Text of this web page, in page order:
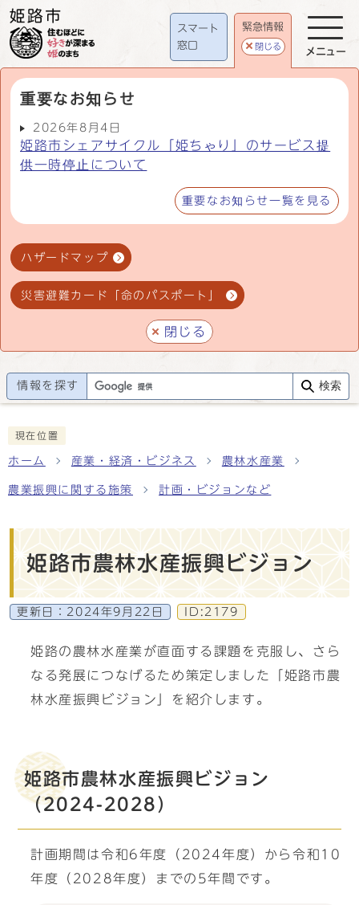
スマート
窓口
緊急情報
閉じる
重要なお知らせ
2026年8月4日
姫路市シェアサイクル「姫ちゃり」のサービス提
供一時停止について
重要なお知らせ一覧を見る
ハザードマップ
災害避難カード「命のパスポート」
閉じる
メニュー
情報を探す 検索
現在位置
ホーム 産業・経済・ビジネス 農林水産業
農業振興に関する施策 計画・ビジョンなど
姫路市農林水産振興ビジョン
更新日： 2024年9月22日 ID:2179
姫路の農林水産業が直面する課題を克服し、さら
なる発展につなげるため策定しました「姫路市農
林水産振興ビジョン」を紹介します。
姫路市農林水産振興ビジョン
（2024-2028）
計画期間は令和6年度（2024年度）から令和10
年度（2028年度）までの5年間です。